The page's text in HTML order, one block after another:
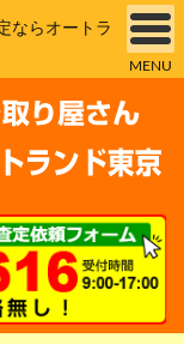
ならオートラ
MENU